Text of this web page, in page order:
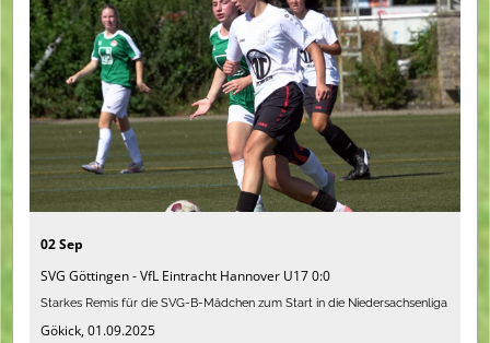
Spielplan (Heim)
02 Sep
SVG Göttingen - VfL Eintracht Hannover U17 0:0
Starkes Remis für die SVG-B-Mädchen zum Start in die Niedersachsenliga
Gökick, 01.09.2025